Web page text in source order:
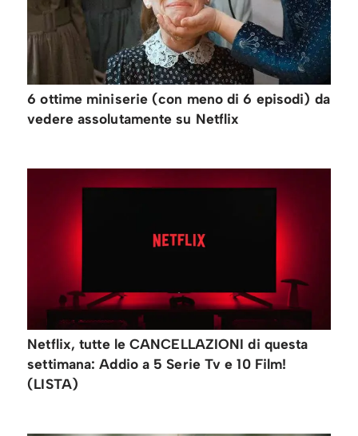
6 ottime miniserie (con meno di 6 episodi) da
vedere assolutamente su Netflix
Netflix, tutte le CANCELLAZIONI di questa
settimana: Addio a 5 Serie Tv e 10 Film!
(LISTA)